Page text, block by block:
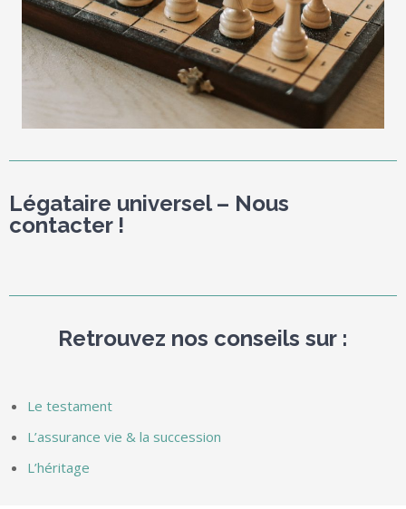
Légataire universel – Nous
contacter !
Retrouvez nos conseils sur :
Le testament
L’assurance vie & la succession
L’héritage